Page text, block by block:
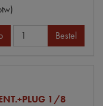
Bestel
1/8